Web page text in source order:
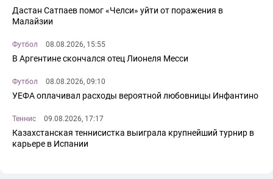
Дастан Сатпаев помог «Челси» уйти от поражения в
Малайзии
Футбол 08.08.2026, 15:55
В Аргентине скончался отец Лионеля Месси
Футбол 08.08.2026, 09:10
УЕФА оплачивал расходы вероятной любовницы Инфантино
Теннис 09.08.2026, 17:17
Казахстанская теннисистка выиграла крупнейший турнир в
карьере в Испании